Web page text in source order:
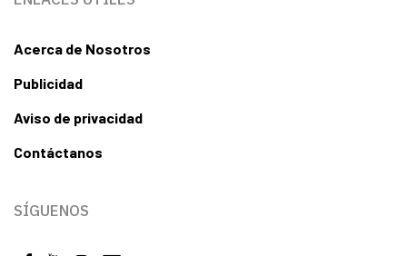
Acerca de Nosotros
Publicidad
Aviso de privacidad
Contáctanos
SÍGUENOS